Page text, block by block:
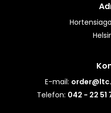
E-mail:
Telefon: 042 - 22 51